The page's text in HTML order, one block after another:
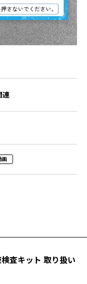
連
画
査キット 取り扱い